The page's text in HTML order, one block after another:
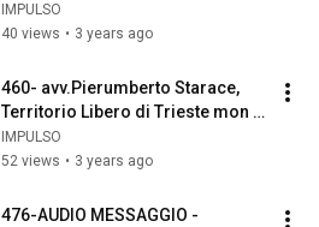
IMPULSO
40 views • 3 years ago
460- avv.Pierumberto Starace,
Territorio Libero di Trieste mon
amour
IMPULSO
52 views • 3 years ago
476-AUDIO MESSAGGIO -